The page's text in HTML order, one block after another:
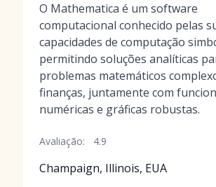
O Mathematica é um software
computacional conhecido pelas
capacidades de computação
permitindo soluções analíticas
problemas matemáticos
finanças, juntamente com
numéricas e gráficas robustas.
Avaliação: 4.9
Champaign, Illinois, EUA